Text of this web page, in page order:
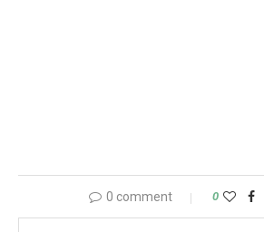
0 comment 0